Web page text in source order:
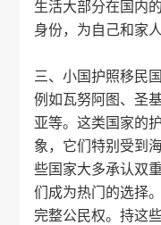
生活大部分在国内
身份，为自己和家
三、小国护照移民
例如瓦努阿图、圣
亚等。这类国家的
象，它们特别受到
些国家大多承认双
们成为热门的选择
完整公民权。持这